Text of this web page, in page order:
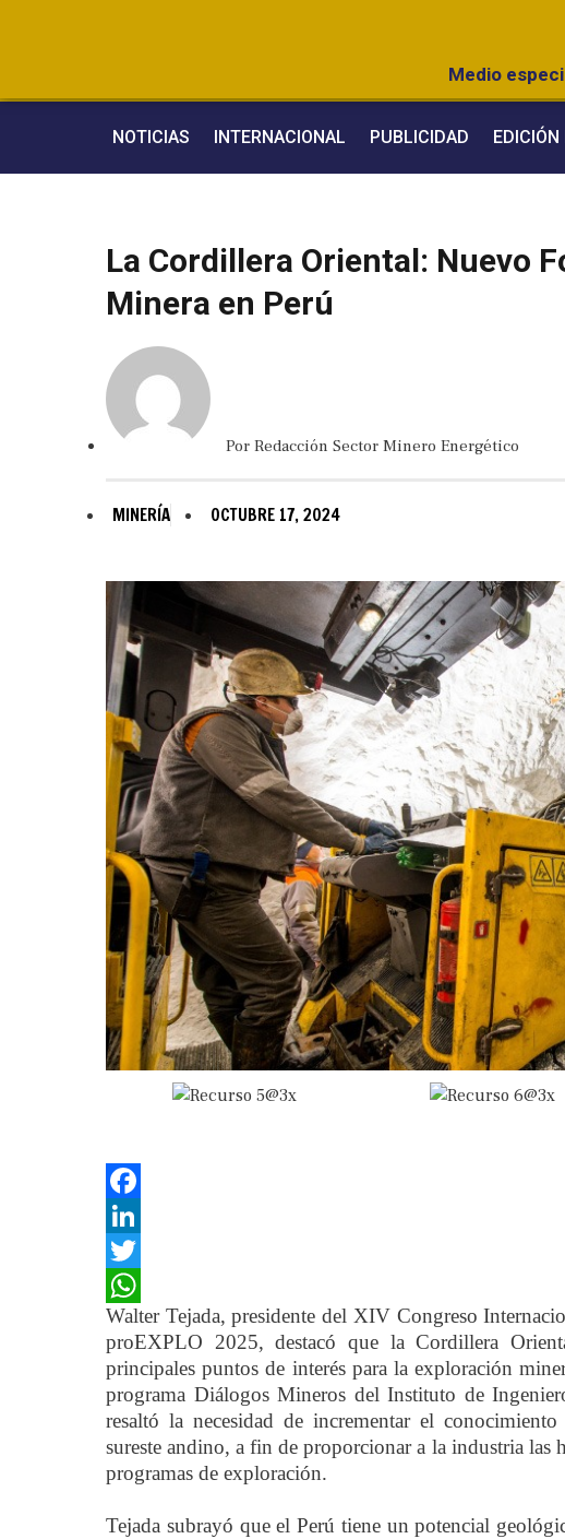
Medio
NOTICIAS INTERNACIONAL PUBLICIDAD EDICIÓN
La Cordillera Oriental: Nuevo
Minera en Perú
Por Redacción Sector Minero Energético
MINERÍA OCTUBRE 17, 2024
Facebook
LinkedIn
Twitter
WhatsApp
Walter Tejada, presidente del XIV Congreso
proEXPLO 2025, destacó que la Cordillera
principales puntos de interés para la exploración
programa Diálogos Mineros del Instituto de
resaltó la necesidad de incrementar el
sureste andino, a fin de proporcionar a la industria las
programas de exploración.
Tejada subrayó que el Perú tiene un potencial